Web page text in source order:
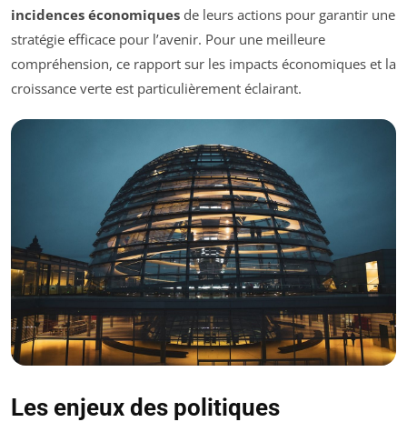
incidences économiques de leurs actions pour garantir une
stratégie efficace pour l’avenir. Pour une meilleure
compréhension, ce rapport sur les impacts économiques et la
croissance verte est particulièrement éclairant.
Les enjeux des politiques